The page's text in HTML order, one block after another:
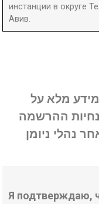
инстанции в округе
Авив.
מלא על
ההרשמה
נהלי ניומן
Я подтверждаю,